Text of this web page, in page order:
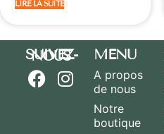
LIRE LA SUITE
SUIVEZ-NOUS MENU
A propos
de nous
Notre
boutique